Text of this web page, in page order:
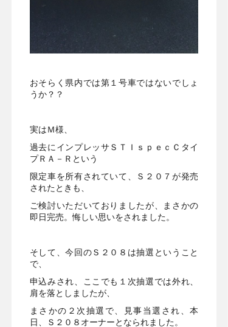
おそらく県内では第１号車ではないでしょ
うか？？
実はＭ様、
過去にインプレッサＳＴＩｓｐｅｃＣタイ
プＲＡ－Ｒという
限定車を所有されていて、Ｓ２０７が発売
されたときも、
ご検討いただいておりましたが、まさかの
即日完売。悔しい思いをされました。
そして、今回のＳ２０８は抽選ということ
で、
申込みされ、ここでも１次抽選では外れ、
肩を落としましたが、
まさかの２次抽選で、見事当選され、本
日、Ｓ２０８オーナーとなられました。